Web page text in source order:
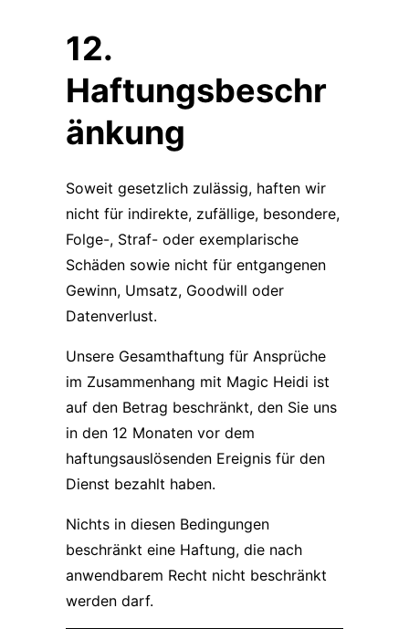
12.
Haftungsbeschr
änkung
Soweit gesetzlich zulässig, haften wir
nicht für indirekte, zufällige, besondere,
Folge-, Straf- oder exemplarische
Schäden sowie nicht für entgangenen
Gewinn, Umsatz, Goodwill oder
Datenverlust.
Unsere Gesamthaftung für Ansprüche
im Zusammenhang mit Magic Heidi ist
auf den Betrag beschränkt, den Sie uns
in den 12 Monaten vor dem
haftungsauslösenden Ereignis für den
Dienst bezahlt haben.
Nichts in diesen Bedingungen
beschränkt eine Haftung, die nach
anwendbarem Recht nicht beschränkt
werden darf.